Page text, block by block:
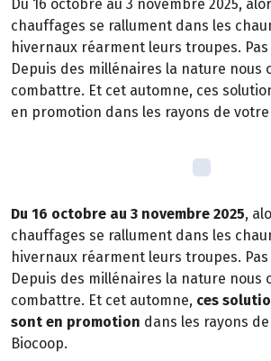
Du 16 octobre au 3 novembre 2025,
chauffages se rallument dans les
hivernaux réarment leurs troupes.
Depuis des millénaires la nature nous
combattre. Et cet automne, ces
en promotion dans les rayons de
Du 16 octobre au 3 novembre 2025,
chauffages se rallument dans les
hivernaux réarment leurs troupes.
Depuis des millénaires la nature nous
combattre. Et cet automne, ces
sont en promotion dans les rayons
Biocoop.